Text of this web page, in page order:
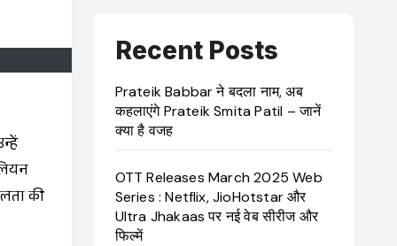
की
Recent Posts
Prateik Babbar ने बदला नाम, अब
कहलाएंगे Prateik Smita Patil – जानें
क्या है वजह
OTT Releases March 2025 Web
Series : Netflix, JioHotstar और
Ultra Jhakaas पर नई वेब सीरीज और
फिल्में